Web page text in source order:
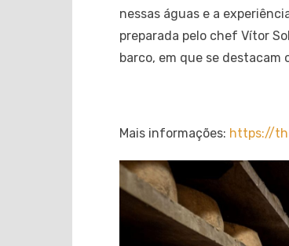
nessas águas e a
preparada pelo chef Vítor
barco, em que se destacam
Mais informações: https://